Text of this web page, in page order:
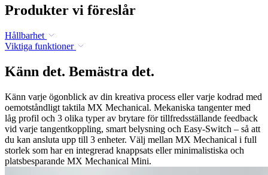
Produkter vi föreslår
Hållbarhet
Viktiga funktioner
Känn det. Bemästra det.
Känn varje ögonblick av din kreativa process eller varje kodrad med
oemotståndligt taktila MX Mechanical. Mekaniska tangenter med
låg profil och 3 olika typer av brytare för tillfredsställande feedback
vid varje tangentkoppling, smart belysning och Easy-Switch – så att
du kan ansluta upp till 3 enheter. Välj mellan MX Mechanical i full
storlek som har en integrerad knappsats eller minimalistiska och
platsbesparande MX Mechanical Mini.